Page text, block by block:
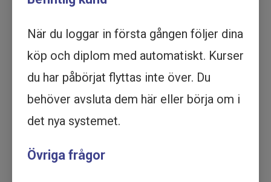
Köp - 1 795 kr
Prova ett delmoment
Moms - Grundkurs - Utbildning
online
Motsvarar ½ dag lärarledd
När du loggar in första gången följer dina
köp och diplom med automatiskt. Kurser
du har påbörjat flyttas inte över. Du
behöver avsluta dem här eller börja om i
det nya systemet.
Övriga frågor